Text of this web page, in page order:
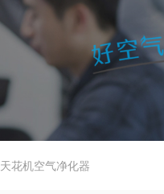
天花机空气净化器